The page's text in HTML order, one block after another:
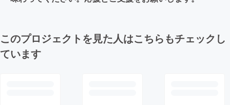
このプロジェクトを見た人はこちらもチェックし
ています